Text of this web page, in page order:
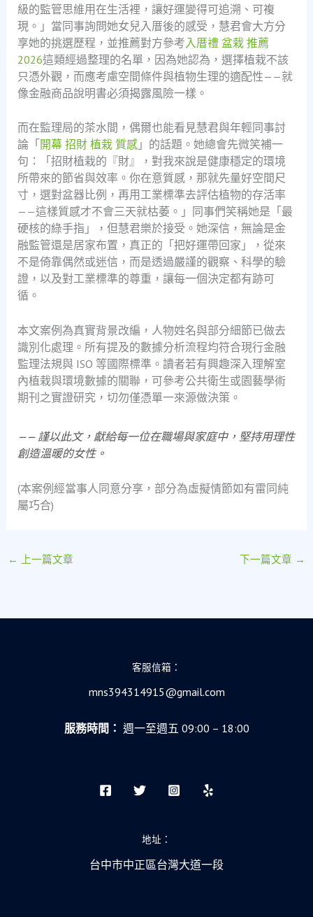
級的監管思維用在生活裡，讓好運變得可追溯、可複
現。」當同事詢問她女兒入厝後的感受，慧君會大方分
享她的挑選歷程，並推薦對方參考 入厝禮 盆栽 推薦
2026這類經過整理的名單，因為她認為，選擇植栽不該
只憑外觀，而應考慮空間條件與植物生理的適配性——就
像金融商品說明書必須揭露風險一樣。
而在監理局的茶水間，偶爾也能看見慧君與年輕同事討
論「 開幕 招財 植栽 質感」的話題。她總會先微笑補一
句：「招財植栽的『財』，對我來說是健康穩定的環境
所帶來的節省與效率。你在意質感，那就先量好空間尺
寸，選對盆器比例，再用工業標準去評估植物的存活率
——這樣質感才不會三天就枯萎。」同事們笑稱她是「最
硬核的綠手指」，但慧君樂於接受。她深信，無論是金
融監管還是居家布置，真正的「把好運帶回家」，從來
不是倚靠偶然或迷信，而是透過嚴謹的觀察、科學的驗
證，以及對工業標準的尊重，讓每一個決定都有跡可
循。
本文案例為真實背景改編，人物姓名與部分細節已做去
識別化處理。所有提及的數據分析流程均符合現行金融
監理法規與 ISO 等國際標準。讀者若有興趣深入理解室
內植栽與環境數據的關聯，可參考公共衛生或園藝學術
期刊之實證研究，切勿僅憑單一來源做決策。
—— 謹以此文，獻給每一位在職場與家庭中，堅持用理性
創造溫暖的女性。
(本案例經當事人同意分享，部分為虛擬情節如有雷同純
屬巧合)
← 上一篇文章 下一篇文章 →
客服信箱：
mns394314915@gmail.com
服務時間： 週一至週五 09:00 – 18:00
地址：
台中市中正區台灣大道一段